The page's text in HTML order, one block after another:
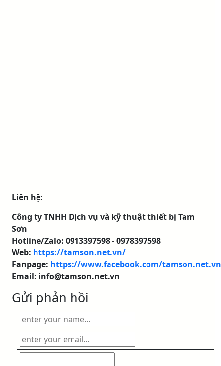
Liên hệ:
Công ty TNHH Dịch vụ và kỹ thuật thiết bị Tam
Sơn
Hotline/Zalo: 0913397598 - 0978397598
Web: https://tamson.net.vn/
Fanpage: https://www.facebook.com/tamson.net.vn
Email: info@tamson.net.vn
Gửi phản hồi